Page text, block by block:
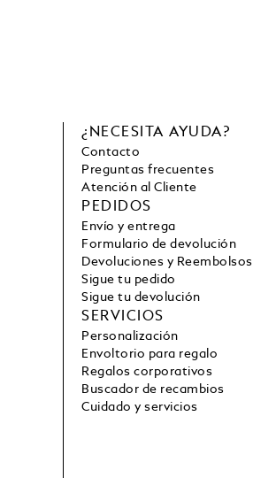
¿NECESITA AYUDA?
Contacto
Preguntas frecuentes
Atención al Cliente
PEDIDOS
Envío y entrega
Formulario de devolución
Devoluciones y Reembolsos
Sigue tu pedido
Sigue tu devolución
SERVICIOS
Personalización
Envoltorio para regalo
Regalos corporativos
Buscador de recambios
Cuidado y servicios